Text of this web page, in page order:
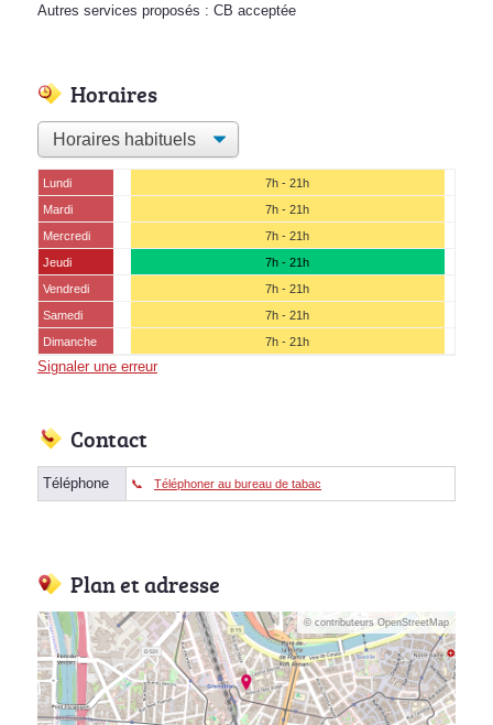
Autres services proposés : CB acceptée
Horaires
Lundi
7h - 21h
Mardi
7h - 21h
Mercredi
7h - 21h
Jeudi
7h - 21h
Vendredi
7h - 21h
Samedi
7h - 21h
Dimanche
7h - 21h
Signaler une erreur
Contact
Téléphone Téléphoner au bureau de tabac
Plan et adresse
© contributeurs OpenStreetMap